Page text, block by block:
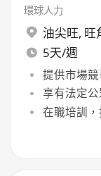
環球人力
油尖旺, 旺
5天/週
提供市場
享有法定
在職培訓